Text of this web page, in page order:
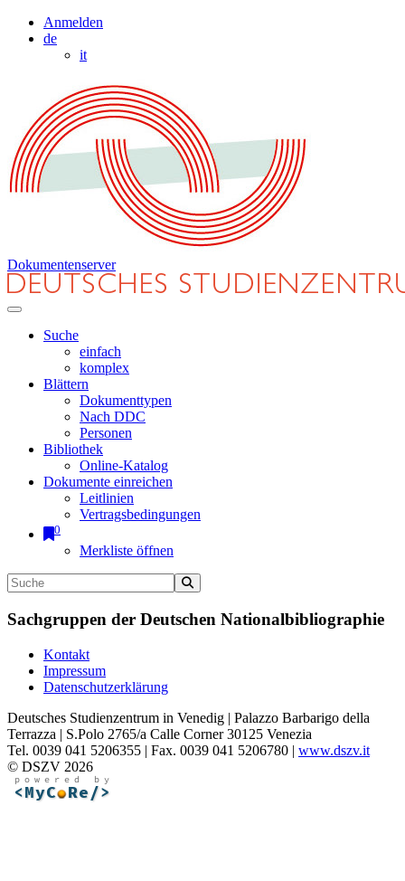
Anmelden
de
it
Dokumentenserver
Suche
einfach
komplex
Blättern
Dokumenttypen
Nach DDC
Personen
Bibliothek
Online-Katalog
Dokumente einreichen
Leitlinien
Vertragsbedingungen
0
Merkliste öffnen
Sachgruppen der Deutschen Nationalbibliographie
Kontakt
Impressum
Datenschutzerklärung
Deutsches Studienzentrum in Venedig | Palazzo Barbarigo della
Terrazza | S.Polo 2765/a Calle Corner 30125 Venezia
Tel. 0039 041 5206355 | Fax. 0039 041 5206780 | www.dszv.it
© DSZV 2026